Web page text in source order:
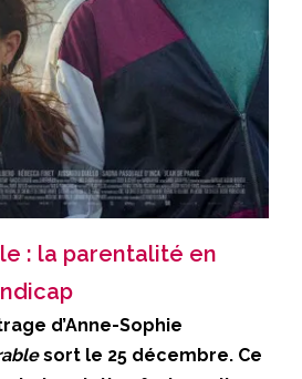
: la parentalité en
d’Anne-Sophie
sort le 25 décembre. Ce